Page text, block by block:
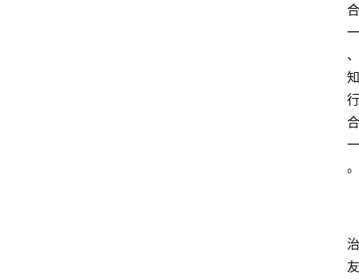
合
一
、
知
行
合
一
。
治
友